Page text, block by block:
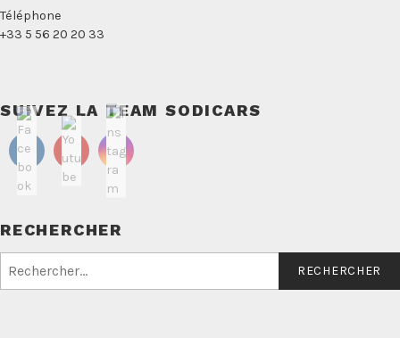
Téléphone
+33 5 56 20 20 33
SUIVEZ LA TEAM SODICARS
RECHERCHER